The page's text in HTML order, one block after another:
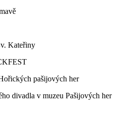
Kateřiny
pašijových her
divadla v muzeu Pašijových her